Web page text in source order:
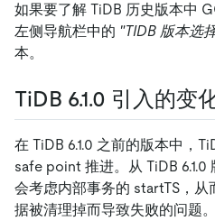
如果要了解 TiDB 历史版本中
左侧导航栏中的 "TIDB 版本选
本。
TiDB 6.1.0 引入的变
在 TiDB 6.1.0 之前的版本中，
safe point 推进。从 TiDB
会考虑内部事务的 startTS，
据被清理掉而导致失败的问题